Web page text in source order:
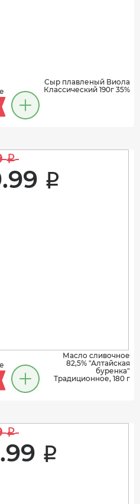
Сыр плавленый Виола
Классический 190г 35%
i
i
Масло сливочное
82,5% "Алтайская
буренка"
Традиционное, 180 г
i
i